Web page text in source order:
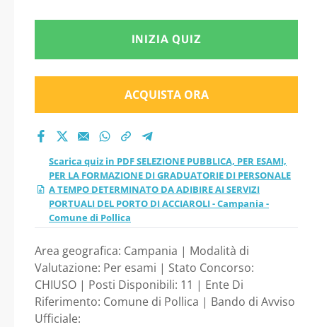
FORMAZIONE DI
GRADUATORIE DI
PERSONALE A TEMPO
DETERMINATO DA
ADIBIRE AI SERVIZI
PORTUALI DEL
PORTO DI ACCIAROLI
- Campania - Comune
di Pollica
PERSONALE A TEMPO
DETERMINATO DA ADIBIRE
AI SERVIZI PORTUALI DEL
PORTO DI ACCIAROLI -
Campania - Comune di
Pollica
INIZIA QUIZ
ACQUISTA ORA
Scarica quiz in PDF SELEZIONE PUBBLICA, PER ESAMI,
PER LA FORMAZIONE DI GRADUATORIE DI PERSONALE
A TEMPO DETERMINATO DA ADIBIRE AI SERVIZI
PORTUALI DEL PORTO DI ACCIAROLI - Campania -
Comune di Pollica
Area geografica: Campania | Modalità di
Valutazione: Per esami | Stato Concorso:
CHIUSO | Posti Disponibili: 11 | Ente Di
Riferimento: Comune di Pollica | Bando di Avviso
Ufficiale: